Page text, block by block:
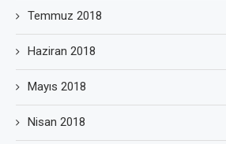
Temmuz 2018
Haziran 2018
Mayıs 2018
Nisan 2018